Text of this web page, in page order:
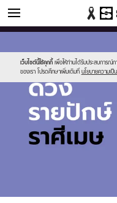
ดูดวง
เว็บไซต์นี้ใช้คุกกี้ เพื่อให้ท่านได้รับประสบการณ์
ของเรา โปรดศึกษาเพิ่มเติมที่ นโยบายความเป็
new-
sanook.png
//s.isanook.com/ho/0/ud/fxd/
aries.jpg